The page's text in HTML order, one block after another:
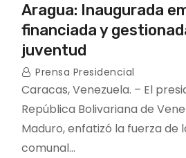
Aragua: Inaugurada
financiada y
juventud
Prensa Presidencial
Caracas, Venezuela. – El
República Bolivariana de
Maduro, enfatizó la fuerza de
comunal…